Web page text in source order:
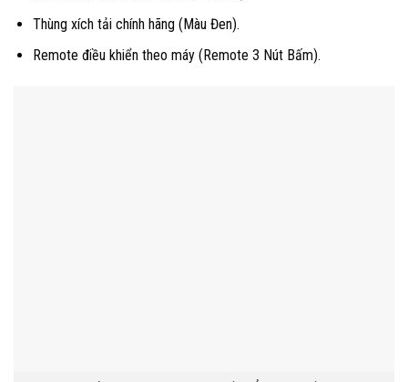
Thùng xích tải chính hãng (Màu Đen).
Remote điều khiển theo máy (Remote 3 Nút Bấm).